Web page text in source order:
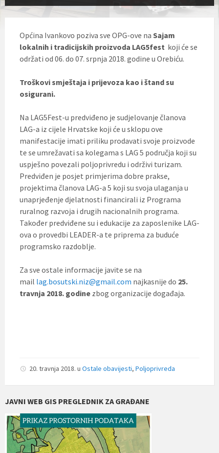
Općina Ivankovo poziva sve OPG-ove na Sajam
lokalnih i tradicijskih proizvoda LAG5fest koji će se
održati od 06. do 07. srpnja 2018. godine u Orebiću.
Troškovi smještaja i prijevoza kao i štand su
osigurani.
Na LAG5Fest-u predviđeno je sudjelovanje članova
LAG-a iz cijele Hrvatske koji će u sklopu ove
manifestacije imati priliku prodavati svoje proizvode
te se umrežavati sa kolegama s LAG 5 područja koji su
uspješno povezali poljoprivredu i održivi turizam.
Predviđen je posjet primjerima dobre prakse,
projektima članova LAG-a 5 koji su svoja ulaganja u
unaprjeđenje djelatnosti financirali iz Programa
ruralnog razvoja i drugih nacionalnih programa.
Također predviđene su i edukacije za zaposlenike LAG-
ova o provedbi LEADER-a te priprema za buduće
programsko razdoblje.
Za sve ostale informacije javite se na
mail lag.bosutski.niz@gmail.com najkasnije do 25.
travnja 2018. godine zbog organizacije događaja.
20. travnja 2018. u Ostale obavijesti, Poljoprivreda
JAVNI WEB GIS PREGLEDNIK ZA GRAĐANE